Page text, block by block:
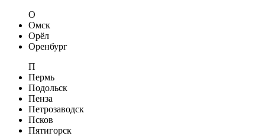
О
Омск
Орёл
Оренбург
П
Пермь
Подольск
Пенза
Петрозаводск
Псков
Пятигорск